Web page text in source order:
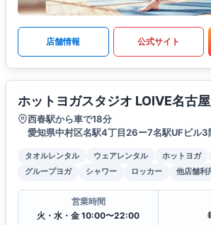
店舗情報 公式サイト
ホットヨガスタジオ LOIVE名古
西春駅から車で18分
愛知県中村区名駅4丁目26ー7名駅UFビル3
タオルレンタル ウェアレンタル ホットヨガ
グループヨガ
シャワー ロッカー 他店舗利
営業時間
火・水・金 10:00〜22:00